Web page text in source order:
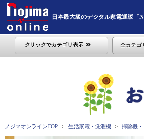
日本最大級のデジタル家電通販「
クリックでカテゴリ表示 全カテゴ
ノジマオンラインTOP 生活家電・洗濯機 掃除機